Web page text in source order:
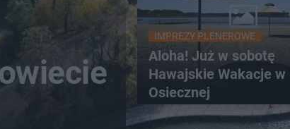
IMPREZY PLENEROWE
Aloha! Już w sobotę
Hawajskie Wakacje w
Osiecznej